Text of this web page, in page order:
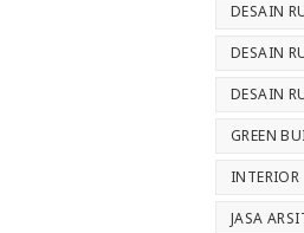
DESAIN
DESAIN
DESAIN
GREEN
INTERIOR
JASA